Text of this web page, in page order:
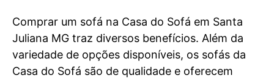
Comprar um sofá na Casa do Sofá em Santa
Juliana MG traz diversos benefícios. Além da
variedade de opções disponíveis, os sofás da
Casa do Sofá são de qualidade e oferecem